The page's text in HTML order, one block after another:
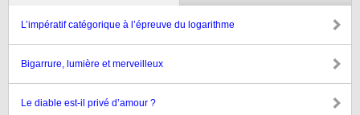
L’impératif catégorique à l’épreuve du logarithme
Bigarrure, lumière et merveilleux
Le diable est-il privé d’amour ?